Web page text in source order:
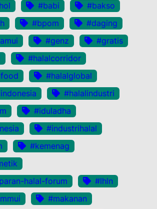
#babi
#bakso
#bpom
#daging
#genz
#gratis
#halalcorridor
#halalglobal
#halalindustri
#iduladha
#industrihalal
#kemenag
halal-forum
#lhln
#makanan